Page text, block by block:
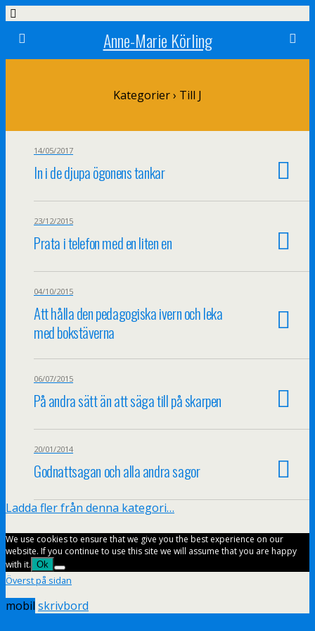
Anne-Marie Körling
Kategorier › Till J
14/05/2017
In i de djupa ögonens tankar
23/12/2015
Prata i telefon med en liten en
04/10/2015
Att hålla den pedagogiska ivern och leka
med bokstäverna
06/07/2015
På andra sätt än att säga till på skarpen
20/01/2014
Godnattsagan och alla andra sagor
Ladda fler från denna kategori…
We use cookies to ensure that we give you the best experience on our
website. If you continue to use this site we will assume that you are happy
with it. Ok
Överst på sidan
mobil skrivbord